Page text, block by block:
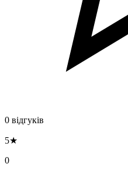
0 відгуків
5★
0